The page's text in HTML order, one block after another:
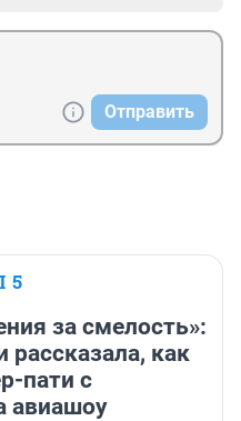
Отправить
5
за смелость»:
рассказала, как
пати с
авиашоу